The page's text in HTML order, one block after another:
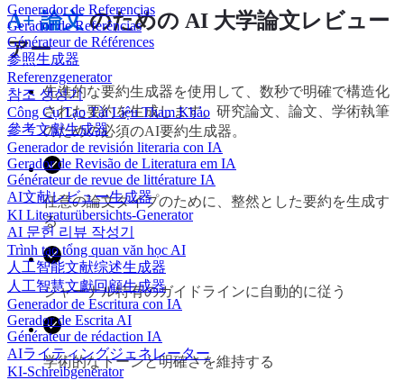
Generador de Referencias
Gerador de Referências
Générateur de Références
参照生成器
Referenzgenerator
참조 생성기
Công Cụ Tạo Tài Liệu Tham Khảo
參考文獻生成器
Generador de revisión literaria con IA
Gerador de Revisão de Literatura em IA
Générateur de revue de littérature IA
AI文献レビュー生成器
KI Literaturübersichts-Generator
AI 문헌 리뷰 작성기
Trình tạo tổng quan văn học AI
人工智能文献综述生成器
人工智慧文獻回顧生成器
Generador de Escritura con IA
Gerador de Escrita AI
Générateur de rédaction IA
AIライティングジェネレーター
KI-Schreibgenerator
A+ 論文のための AI 大学論文レビュー
アー
先進的な要約生成器を使用して、数秒で明確で構造化
された要約を生成します。研究論文、論文、学術執筆
のための必須のAI要約生成器。
任意の論文タイプのために、整然とした要約を生成す
る
ジャーナル特有のガイドラインに自動的に従う
学術的なトーンと明確さを維持する